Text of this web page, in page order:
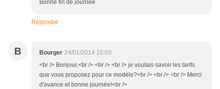
Bonne fin de journée
Répondre
B Bourger 24/01/2014 10:03
<br /> Bonjour,<br /> <br /> <br /> je voulais savoir les tarifs
que vous proposez pour ce modèle?<br /> <br /> <br /> Merci
d'avance et bonne journée!<br />